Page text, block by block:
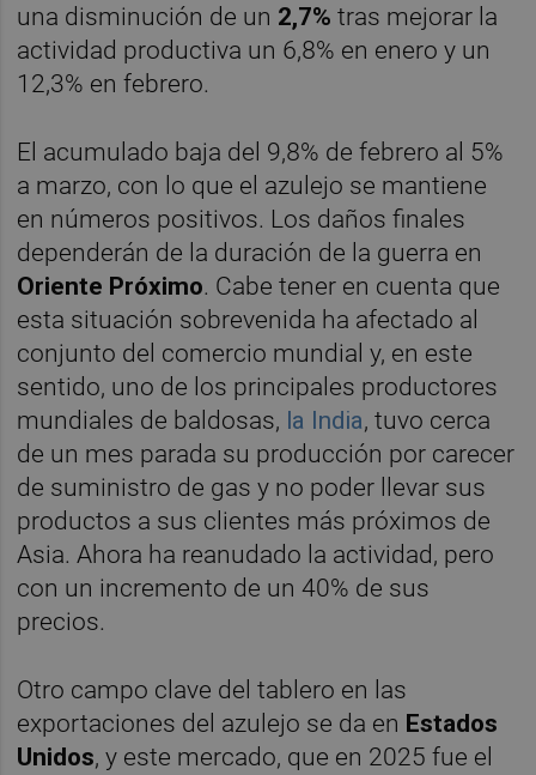
una disminución de un 2,7% tras mejorar la
actividad productiva un 6,8% en enero y un
12,3% en febrero.
El acumulado baja del 9,8% de febrero al 5%
a marzo, con lo que el azulejo se mantiene
en números positivos. Los daños finales
dependerán de la duración de la guerra en
Oriente Próximo. Cabe tener en cuenta que
esta situación sobrevenida ha afectado al
conjunto del comercio mundial y, en este
sentido, uno de los principales productores
mundiales de baldosas, la India, tuvo cerca
de un mes parada su producción por carecer
de suministro de gas y no poder llevar sus
productos a sus clientes más próximos de
Asia. Ahora ha reanudado la actividad, pero
con un incremento de un 40% de sus
precios.
Otro campo clave del tablero en las
exportaciones del azulejo se da en Estados
Unidos, y este mercado, que en 2025 fue el